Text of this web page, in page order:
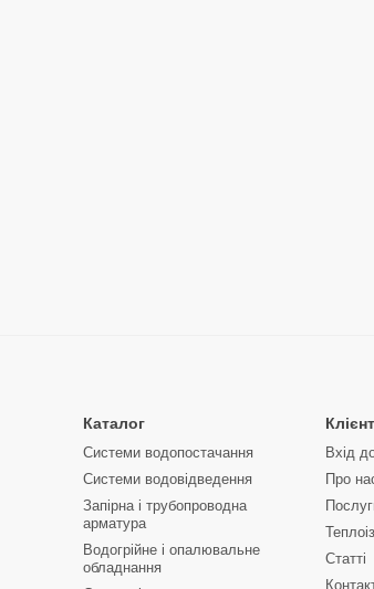
Каталог
Системи водопостачання
Системи водовідведення
Запірна і трубопроводна
арматура
Водогрійне і опалювальне
обладнання
Вхід
Про
Статті